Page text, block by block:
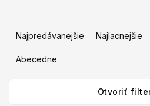
e
Najpredávanejšie Najlacnejšie
Abecedne
Otvoriť